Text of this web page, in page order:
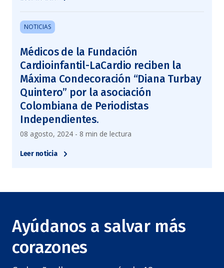
NOTICIAS
Médicos de la Fundación
Cardioinfantil-LaCardio reciben la
Máxima Condecoración “Diana Turbay
Quintero” por la asociación
Colombiana de Periodistas
Independientes.
08 agosto, 2024 - 8 min de lectura
Leer noticia
Ayúdanos a salvar más
corazones